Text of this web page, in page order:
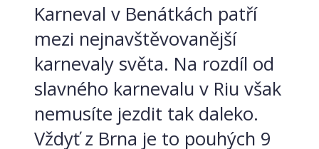
Karneval v Benátkách patří
mezi nejnavštěvovanější
karnevaly světa. Na rozdíl od
slavného karnevalu v Riu však
nemusíte jezdit tak daleko.
Vždyť z Brna je to pouhých 9